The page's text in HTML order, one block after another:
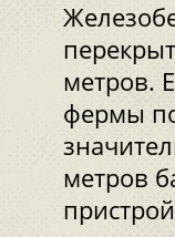
метров.
фермы
метров